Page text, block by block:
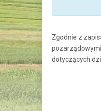
Zgodnie z
dotyczących